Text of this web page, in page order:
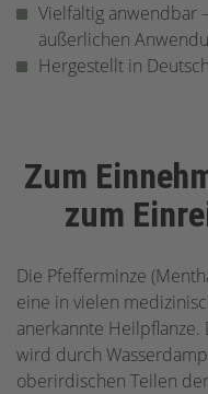
Vielfältig anwendbar
äußerlichen
Hergestellt in
Zum
zum
Die Pfefferminze
eine in vielen
anerkannte Heilpflanze.
wird durch
oberirdischen Teilen